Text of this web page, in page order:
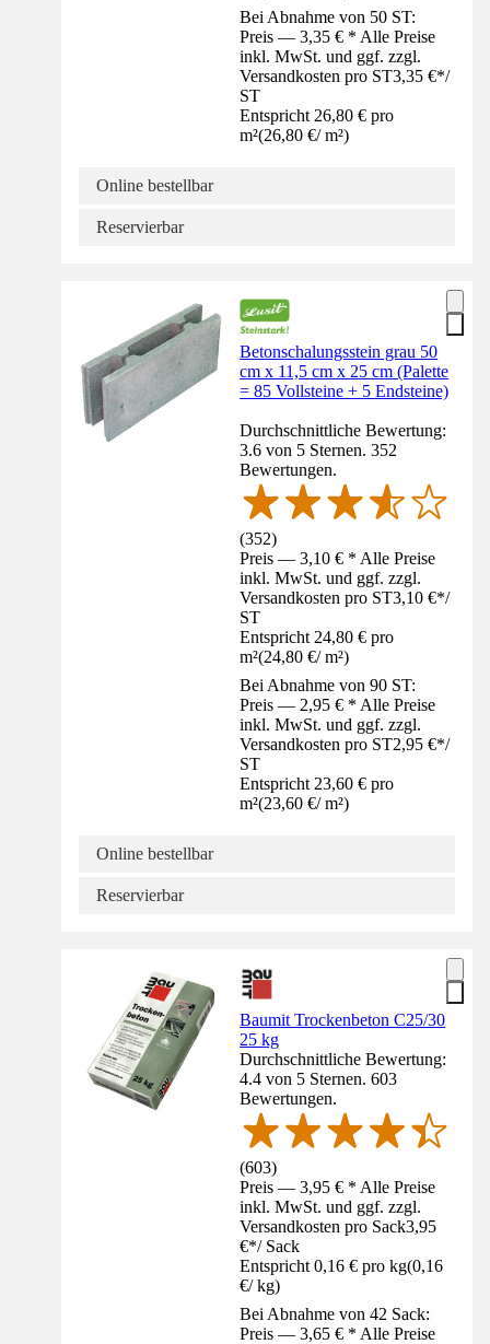
Bei Abnahme von 50 ST:
Preis — 3,35 € * Alle Preise
inkl. MwSt. und ggf. zzgl.
Versandkosten pro ST3,35 €*/
ST
Entspricht 26,80 € pro
m²(26,80 €/ m²)
Online bestellbar
Reservierbar
Betonschalungsstein grau 50
cm x 11,5 cm x 25 cm (Palette
= 85 Vollsteine + 5 Endsteine)
Durchschnittliche Bewertung:
3.6 von 5 Sternen. 352
Bewertungen.
(352)
Preis — 3,10 € * Alle Preise
inkl. MwSt. und ggf. zzgl.
Versandkosten pro ST3,10 €*/
ST
Entspricht 24,80 € pro
m²(24,80 €/ m²)
Bei Abnahme von 90 ST:
Preis — 2,95 € * Alle Preise
inkl. MwSt. und ggf. zzgl.
Versandkosten pro ST2,95 €*/
ST
Entspricht 23,60 € pro
m²(23,60 €/ m²)
Online bestellbar
Reservierbar
Baumit Trockenbeton C25/30
25 kg
Durchschnittliche Bewertung:
4.4 von 5 Sternen. 603
Bewertungen.
(603)
Preis — 3,95 € * Alle Preise
inkl. MwSt. und ggf. zzgl.
Versandkosten pro Sack3,95
€*/ Sack
Entspricht 0,16 € pro kg(0,16
€/ kg)
Bei Abnahme von 42 Sack:
Preis — 3,65 € * Alle Preise